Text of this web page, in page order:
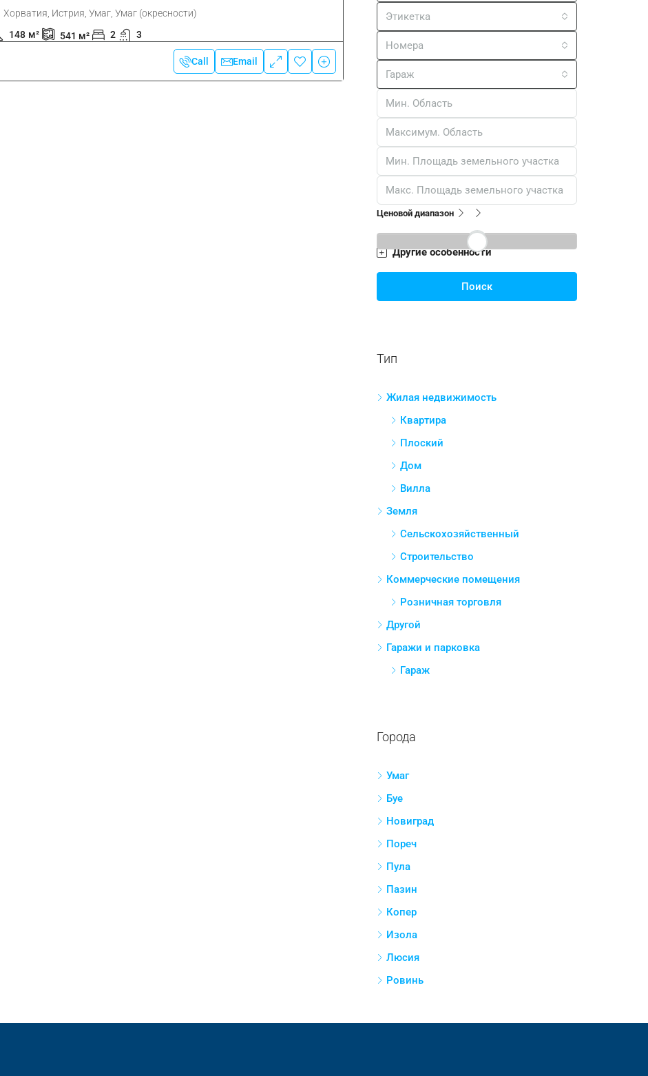
Хорватия, Истрия, Умаг, Умаг (окресности)
148 м² 541 м² 2 3
Call Email
Тип
Этикетка
Номера
Гараж
Ценовой диапазон
Другие особенности
Тип
Города